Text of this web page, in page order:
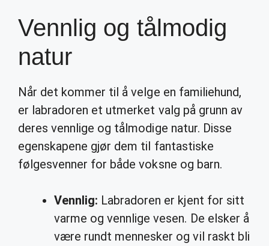
Vennlig og tålmodig
natur
Når det kommer til å velge en familiehund,
er labradoren et utmerket valg på grunn av
deres vennlige og tålmodige natur. Disse
egenskapene gjør dem til fantastiske
følgesvenner for både voksne og barn.
Vennlig: Labradoren er kjent for sitt
varme og vennlige vesen. De elsker å
være rundt mennesker og vil raskt bli